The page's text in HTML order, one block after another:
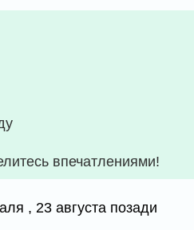
впечатлениями!
, 23 августа позади